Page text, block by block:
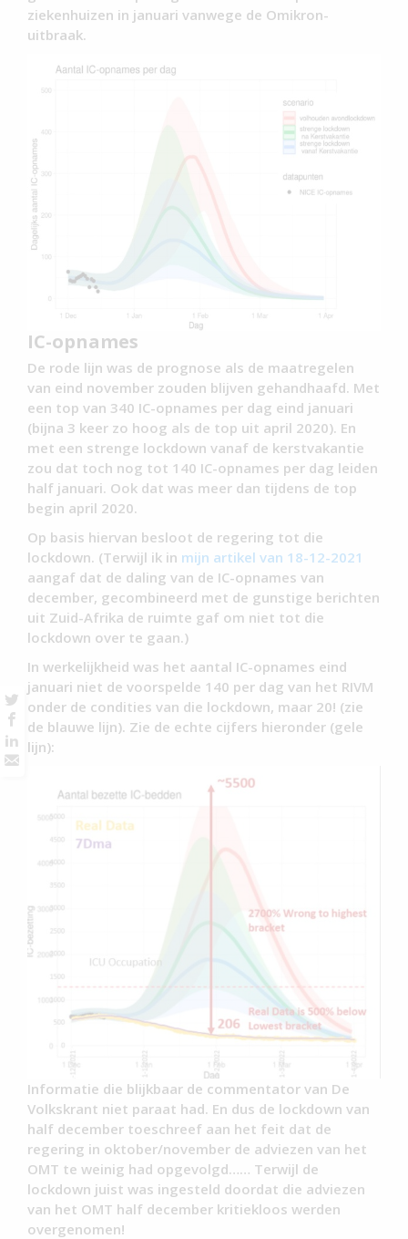
ziekenhuizen in januari vanwege de Omikron-
uitbraak.
IC-opnames
De rode lijn was de prognose als de maatregelen
van eind november zouden blijven gehandhaafd. Met
een top van 340 IC-opnames per dag eind januari
(bijna 3 keer zo hoog als de top uit april 2020). En
met een strenge lockdown vanaf de kerstvakantie
zou dat toch nog tot 140 IC-opnames per dag leiden
half januari. Ook dat was meer dan tijdens de top
begin april 2020.
Op basis hiervan besloot de regering tot die
lockdown. (Terwijl ik in mijn artikel van 18-12-2021
aangaf dat de daling van de IC-opnames van
december, gecombineerd met de gunstige berichten
uit Zuid-Afrika de ruimte gaf om niet tot die
lockdown over te gaan.)
In werkelijkheid was het aantal IC-opnames eind
januari niet de voorspelde 140 per dag van het RIVM
onder de condities van die lockdown, maar 20! (zie
de blauwe lijn). Zie de echte cijfers hieronder (gele
lijn):
Informatie die blijkbaar de commentator van De
Volkskrant niet paraat had. En dus de lockdown van
half december toeschreef aan het feit dat de
regering in oktober/november de adviezen van het
OMT te weinig had opgevolgd…… Terwijl de
lockdown juist was ingesteld doordat die adviezen
van het OMT half december kritiekloos werden
overgenomen!